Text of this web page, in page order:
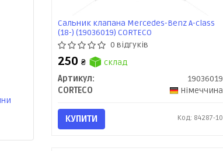
Сальник клапана Mercedes-Benz A-class
(18-) (19036019) CORTECO
0 відгуків
250 ₴
склад
Артикул:
19036019
CORTECO
Німеччина
КУПИТИ Код: 84287-10